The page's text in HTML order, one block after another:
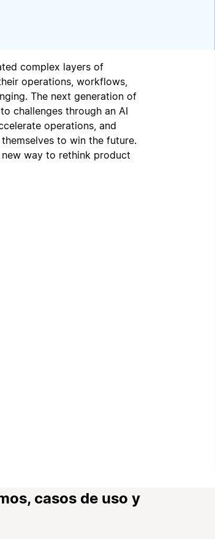
complex layers of
operations, workflows,
The next generation of
challenges through an AI
operations, and
to win the future.
way to rethink product
casos de uso y